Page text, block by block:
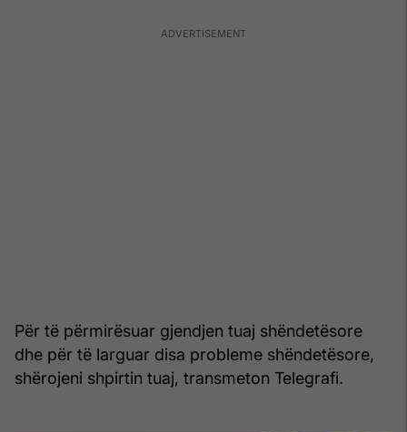
Për të përmirësuar gjendjen tuaj shëndetësore
dhe për të larguar disa probleme shëndetësore,
shërojeni shpirtin tuaj, transmeton Telegrafi.